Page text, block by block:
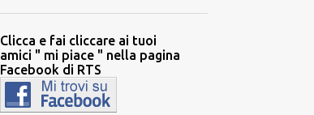
Clicca e fai cliccare ai tuoi
amici " mi piace " nella pagina
Facebook di RTS